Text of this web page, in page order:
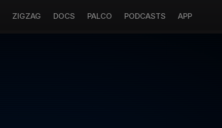
ZIGZAG DOCS PALCO PODCASTS APP